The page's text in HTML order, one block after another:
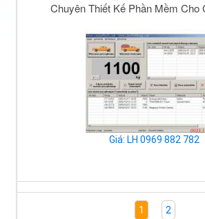
Chuyên Thiết Kế Phần Mềm Cho
Giá: LH 0969 882 782
1 2